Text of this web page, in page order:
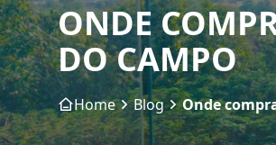
ONDE
DO CAMPO
Home Blog Onde